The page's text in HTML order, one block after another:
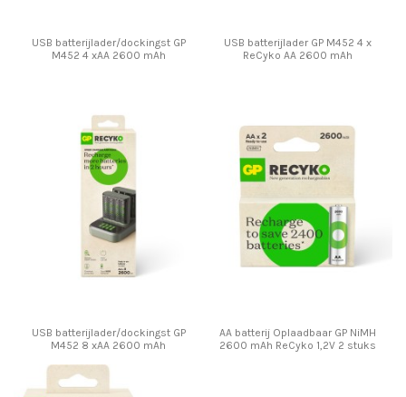
USB batterijlader/dockingst GP
M452 4 xAA 2600 mAh
USB batterijlader GP M452 4 x
ReCyko AA 2600 mAh
USB batterijlader/dockingst GP
M452 8 xAA 2600 mAh
AA batterij Oplaadbaar GP NiMH
2600 mAh ReCyko 1,2V 2 stuks